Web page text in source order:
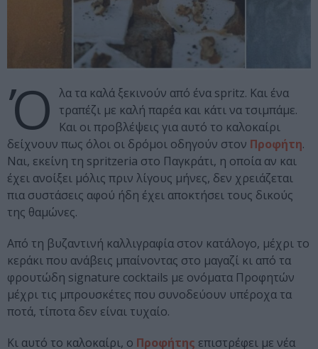
Ό λα τα καλά ξεκινούν από ένα spritz. Και ένα
τραπέζι με καλή παρέα και κάτι να τσιμπάμε.
Και οι προβλέψεις για αυτό το καλοκαίρι
δείχνουν πως όλοι οι δρόμοι οδηγούν στον Προφήτη.
Ναι, εκείνη τη spritzeria στο Παγκράτι, η οποία αν και
έχει ανοίξει μόλις πριν λίγους μήνες, δεν χρειάζεται
πια συστάσεις αφού ήδη έχει αποκτήσει τους δικούς
της θαμώνες.
Από τη βυζαντινή καλλιγραφία στον κατάλογο, μέχρι το
κεράκι που ανάβεις μπαίνοντας στο μαγαζί κι από τα
φρουτώδη signature cocktails με ονόματα Προφητών
μέχρι τις μπρουσκέτες που συνοδεύουν υπέροχα τα
ποτά, τίποτα δεν είναι τυχαίο.
Κι αυτό το καλοκαίρι, ο Προφήτης επιστρέφει με νέα